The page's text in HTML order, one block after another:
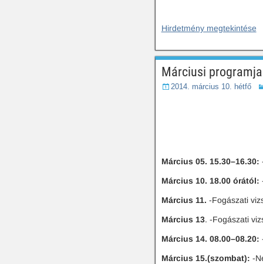
Hirdetmény megtekintése
c
h
e
a
o
t
i
g
Márciusi
2014. március 10. hétfő
Március 05. 15.30–16.30:
Március 10. 18.00 órától:
Március 11. -Fogászati
Március 13. -Fogászati
Március 14. 08.00–08.20:
Március 15.(szombat): -